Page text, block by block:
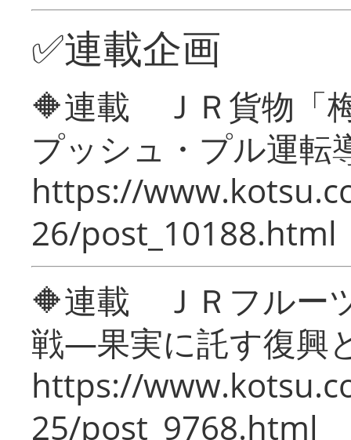
✅連載企画
🔶連載 ＪＲ貨物「
プッシュ・プル運転
https://
26/post_10188.html
🔶連載 ＪＲフルー
戦―果実に託す復興
https://
25/post_9768.html